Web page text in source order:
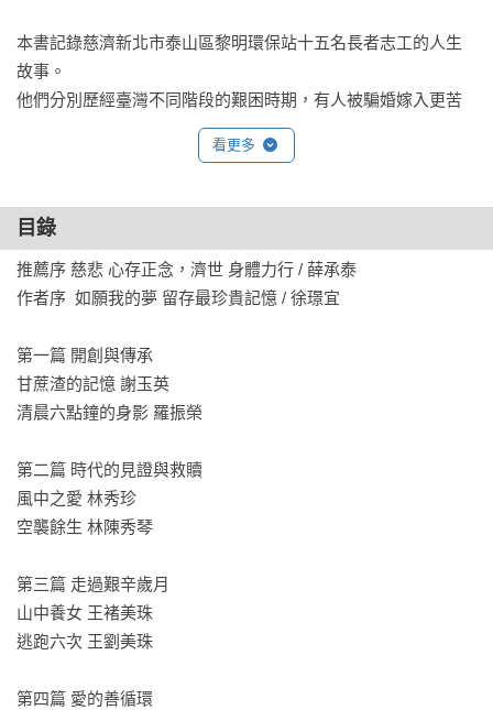
本書記錄慈濟新北市泰山區黎明環保站十五名長者志工的人生
故事。
他們分別歷經臺灣不同階段的艱困時期，有人被騙婚嫁入更苦
的貧家；有人被送養，逃跑了整整六次；有人想讀書卻因為不
忍父母肩上的生活重擔，自己背起木箱到街上叫賣冰棒、碗粿
生活：有人終於打拼到擁有自己的房子，卻驟然失去摯愛的妻
子；有人甚至從動盪的緬甸落居臺灣。
他們的人生交疊了時代的困苦與人生的悲傷，但他們都在慈濟
黎明環保站因此成了這些苦難生命的解憂站。
他們甚至透過整理回收物來奉獻社會，過程中他們找到了更寬
廣的奉獻之愛，感受到真正豐足的人生！
看更多
目錄
推薦序 慈悲 心存正念，濟世 身體力行 / 薛承泰
作者序  如願我的夢 留存最珍貴記憶 / 徐璟宜
第一篇 開創與傳承
甘蔗渣的記憶 謝玉英
清晨六點鐘的身影 羅振榮
第二篇 時代的見證與救贖
風中之愛 林秀珍
空襲餘生 林陳秀琴
第三篇 走過艱辛歲月
山中養女 王褚美珠
逃跑六次 王劉美珠
第四篇 愛的善循環